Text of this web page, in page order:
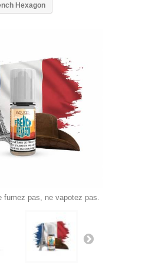
Hexagon
fumez pas, ne vapotez pas.